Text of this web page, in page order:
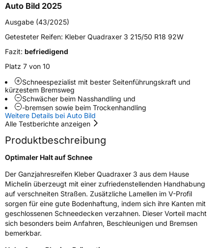
Zustand Neureifen
M+SJa
VerstärktXL
FelgenschutzFSL
EU Label
Effizienz B
Nasshaftung
Rollgeräusch (Klasse)A
Rollgeräusch (dB)
69
FahrzeugklasseC1
3PMSF / Schneeflockensymbol / Alpine-Symbol
Auto Bild 2025
Ausgabe (43/2025)
Getesteter Reifen: Kleber Quadraxer 3 215/50 R18 92W
Fazit: befriedigend
Platz 7 von 10
Schneespezialist mit bester Seitenführungskraft und
kürzestem Bremsweg
Schwächer beim Nasshandling und
-bremsen sowie beim Trockenhandling
Weitere Details bei Auto Bild
Alle Testberichte anzeigen
Produktbeschreibung
Optimaler Halt auf Schnee
Der Ganzjahresreifen Kleber Quadraxer 3 aus dem Hause
Michelin überzeugt mit einer zufriedenstellenden Handhabung
auf verschneiten Straßen. Zusätzliche Lamellen im V-Profil
sorgen für eine gute Bodenhaftung, indem sich ihre Kanten mit
geschlossenen Schneedecken verzahnen. Dieser Vorteil macht
sich besonders beim Anfahren, Beschleunigen und Bremsen
bemerkbar.